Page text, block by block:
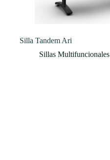
Silla Tandem Ari
Sillas Multifuncionales